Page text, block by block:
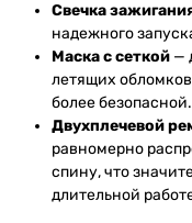
Свечка
надежного
Маска с сеткой —
летящих
более безопасной.
Двухплечевой
равномерно
спину, что
длительной